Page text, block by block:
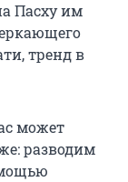
Пасху им
тренд в
может
разводим